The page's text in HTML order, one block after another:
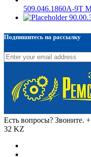
509.046.1860А-9Т
Подпишитесь на рассылку
Есть вопросы? Звоните.
32 KZ